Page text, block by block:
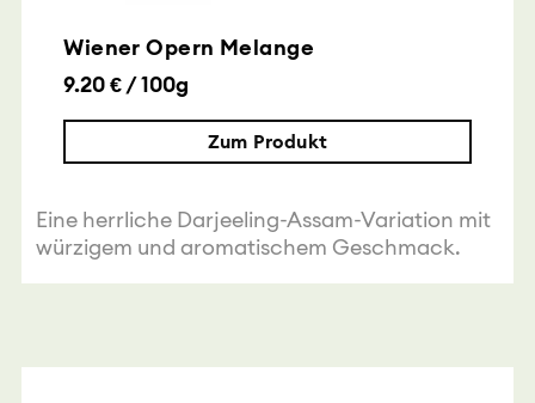
Wiener Opern Melange
9.20 € / 100g
Zum Produkt
Eine herrliche Darjeeling-Assam-Variation mit
würzigem und aromatischem Geschmack.